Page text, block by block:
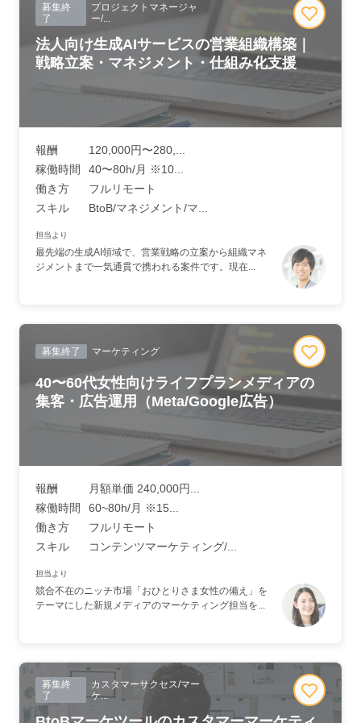
募集終
了
プロジェクトマネージャ
ー/...
法人向け生成AIサービスの営業組織構築｜
戦略立案・マネジメント・仕組み化支援
報酬
120,000円〜280,...
稼働時間
40〜80h/月 ※10...
働き方
フルリモート
スキル
BtoB/マネジメント/マ...
担当より
最先端の生成AI領域で、営業戦略の立案から組織マネ
ジメントまで一気通貫で携われる案件です。現在...
募集終了 マーケティング
40〜60代女性向けライフプランメディアの
集客・広告運用（Meta/Google広告）
報酬
月額単価 240,000円...
稼働時間
60~80h/月 ※15...
働き方
フルリモート
スキル
コンテンツマーケティング/...
担当より
競合不在のニッチ市場「おひとりさま女性の備え」を
テーマにした新規メディアのマーケティング担当を...
募集終
了
カスタマーサクセス/マー
ケ...